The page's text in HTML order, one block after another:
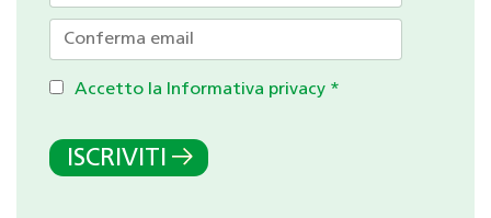
Accetto la Informativa privacy *
ISCRIVITI